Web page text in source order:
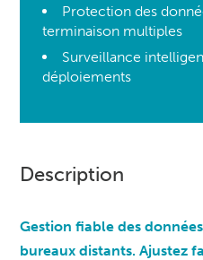
Protection des
terminaison multiples
Surveillance
déploiements
Description
Gestion fiable des
bureaux distants. Ajustez